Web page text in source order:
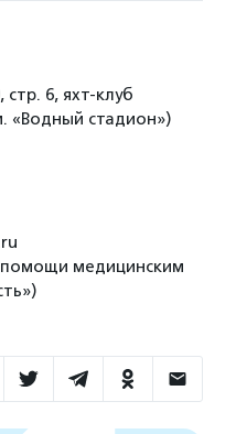
6, яхт-клуб
«Водный стадион»)
медицинским